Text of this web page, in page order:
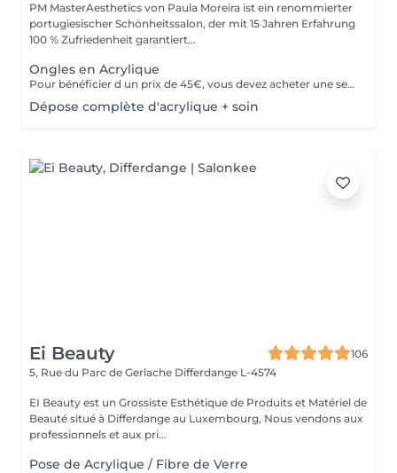
PM MasterAesthetics von Paula Moreira ist ein renommierter
portugiesischer Schönheitssalon, der mit 15 Jahren Erfahrung
100 % Zufriedenheit garantiert...
Ongles en Acrylique
Pour bénéficier d un prix de 45€, vous devez acheter une seule fois le kit individuel comprenant tout le matériel non jetable nécessaire , qui sera conserve pour nous pour de futurs rendez-vous, garantissant ainsi une meilleure hygiène.* *renouvelabre chaque année.
Dépose complète d'acrylique + soin
Ei Beauty
106
5, Rue du Parc de Gerlache Differdange L-4574
EI Beauty est un Grossiste Esthétique de Produits et Matériel de
Beauté situé à Differdange au Luxembourg, Nous vendons aux
professionnels et aux pri...
Pose de Acrylique / Fibre de Verre